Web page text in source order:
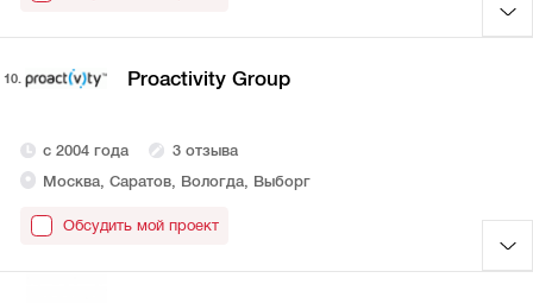
10. Proactivity Group
с 2004 года
3 отзыва
Москва, Саратов, Вологда, Выборг
Обсудить мой проект